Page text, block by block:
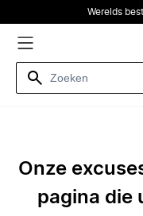
Werelds
Onze
pagina die